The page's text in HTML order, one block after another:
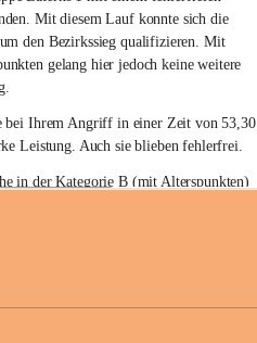
Mit diesem Lauf konnte sich die
den Bezirkssieg qualifizieren. Mit
gelang hier jedoch keine weitere
bei Ihrem Angriff in einer Zeit von 53,30
Leistung. Auch sie blieben fehlerfrei.
in der Kategorie B (mit Alterspunkten)